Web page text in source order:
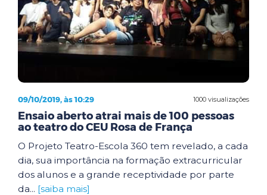
1000 visualizações
09/10/2019, às 10:29
Ensaio aberto atrai mais de 100 pessoas
ao teatro do CEU Rosa de França
O Projeto Teatro-Escola 360 tem revelado, a cada
dia, sua importância na formação extracurricular
dos alunos e a grande receptividade por parte
da... [saiba mais]